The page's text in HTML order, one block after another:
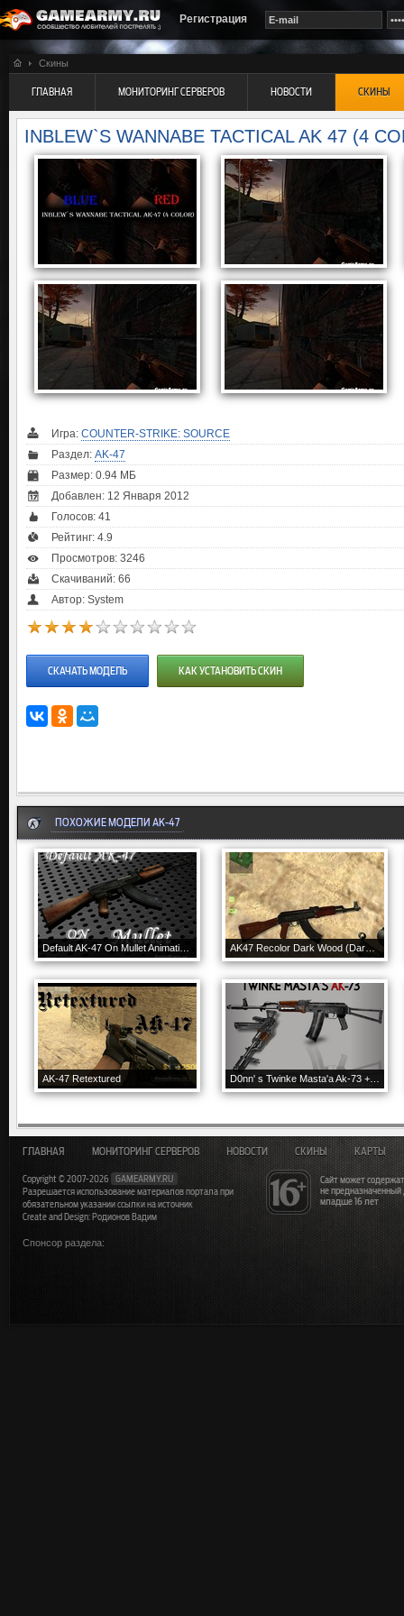
Регистрация
Скины
ГЛАВНАЯ МОНИТОРИНГ СЕРВЕРОВ НОВОСТИ СКИНЫ
INBLEW`S WANNABE TACTICAL AK 47 (4
Игра: COUNTER-STRIKE: SOURCE
Раздел: AK-47
Размер: 0.94 МБ
Добавлен: 12 Января 2012
Голосов: 41
Рейтинг: 4.9
Просмотров: 3246
Скачиваний: 66
Автор: System
СКАЧАТЬ МОДЕЛЬ КАК УСТАНОВИТЬ СКИН
ПОХОЖИЕ МОДЕЛИ AK-47
AK47 Recolor Dark Wood (Darkstorn&Splinter+Jen's)
AK-47 Retextured
Сайт может
не
младше 16 лет
ГЛАВНАЯ МОНИТОРИНГ СЕРВЕРОВ НОВОСТИ СКИНЫ КАРТЫ
Copyright © 2007-2026
GAMEARMY.RU
Разрешается использование материалов портала при
обязательном указании ссылки на источник
Create and Design: Родионов Вадим
Спонсор раздела: